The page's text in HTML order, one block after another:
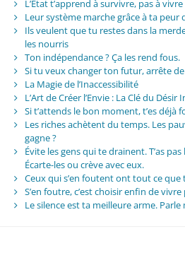
L’État t’apprend à survivre, pas à vivre
Leur système marche grâce à ta peur
Ils veulent que tu restes dans la
les nourris
Ton indépendance ? Ça les rend fous.
Si tu veux changer ton futur, arrête
La Magie de l’Inaccessibilité
L’Art de Créer l’Envie : La Clé du
Si t’attends le bon moment, t’es déjà
Les riches achètent du temps. Les
gagne ?
Évite les gens qui te drainent. T’as
Écarte-les ou crève avec eux.
Ceux qui s’en foutent ont tout ce que
S’en foutre, c’est choisir enfin de
Le silence est ta meilleure arme. Parle